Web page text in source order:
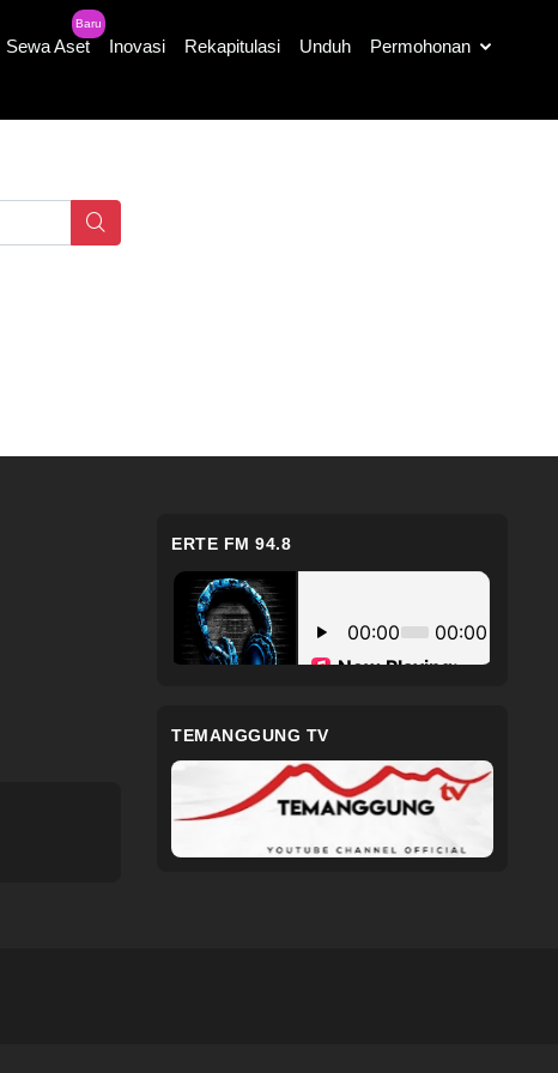
Sewa Aset
Baru
Inovasi Rekapitulasi Unduh Permohonan
ERTE FM 94.8
TEMANGGUNG TV